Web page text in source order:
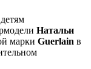
Натальи
марки Guerlain в